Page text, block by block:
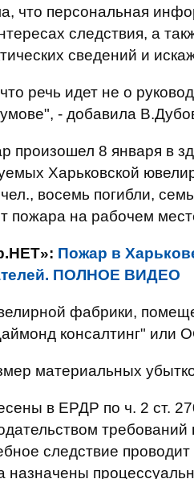
что персональная
следствия, а
сведений и
речь идет не о
- добавила
произошел 8 января в
Харьковской
восемь погибли,
пожара на рабочем
Пожар в
ПОЛНОЕ ВИДЕО
фабрики,
консалтинг" или
материальных
в ЕРДР по ч. 2 ст.
следствие
назначены